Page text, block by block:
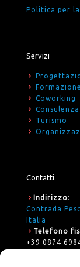
Politica per
Servizi
Formazione
Coworking
Consulenza
Turismo
Contatti
Indirizzo:
Contrada
Italia
Telefono
+39 0874